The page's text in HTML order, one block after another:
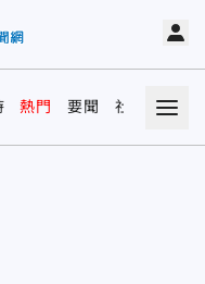
熱門 要聞 社會 娛樂